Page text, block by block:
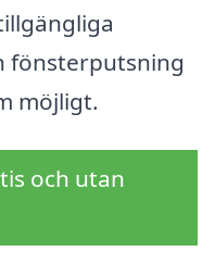
fönsterputsning
möjligt.
och utan